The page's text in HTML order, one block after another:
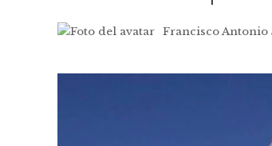
Francisco Antonio